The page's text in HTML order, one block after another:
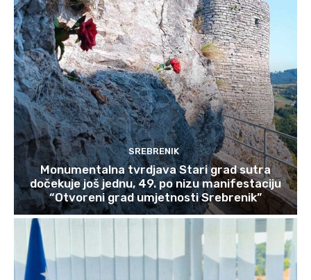
SREBRENIK
Monumentalna tvrdjava Stari grad sutra
dočekuje još jednu, 49. po nizu manifestaciju
“Otvoreni grad umjetnosti Srebrenik”